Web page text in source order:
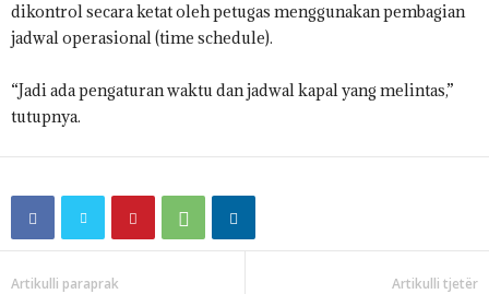
dikontrol secara ketat oleh petugas menggunakan pembagian
jadwal operasional (time schedule).
“Jadi ada pengaturan waktu dan jadwal kapal yang melintas,”
tutupnya.
Artikulli paraprak Artikulli tjetër